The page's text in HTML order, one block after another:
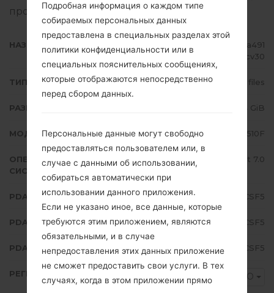
прошивку на устройства Samsungздесь
НАЗВАНИЕ ФАЙЛА
SM-A510F_1_20190709202853_a491
j9cv30
ТИП ПРОШИВКИ 4 files
РАЗМЕР ФАЙЛА 1.54 GiB
МОДЕЛЬ Samsung SM-A510F
ОПЕРАЦИОННАЯ
СИСТЕМА
Android Nougat 7.0
PDA/AP ВЕРСИЯ A510FXXS8CSF5
PDA/AP ВЕРСИЯ A510FAMO8CSF5
PDA/AP ВЕРСИЯ A510FXXS8CSF5
РЕГИОН AMO
Подробная информация о каждом типе
собираемых персональных данных
предоставлена в специальных разделах этой
политики конфиденциальности или в
специальных пояснительных сообщениях,
которые отображаются непосредственно
перед сбором данных.
Персональные данные могут свободно
предоставляться пользователем или, в
случае с данными об использовании,
собираться автоматически при
использовании данного приложения.
Если не указано иное, все данные, которые
требуются этим приложением, являются
обязательными, и в случае
непредоставления этих данных приложение
не сможет предоставить свои услуги. В тех
случаях, когда в этом приложении прямо